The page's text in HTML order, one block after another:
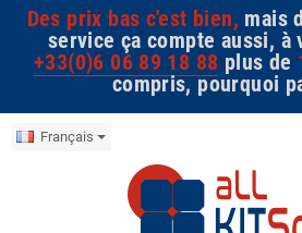
Des prix bas c'est bien, mais
service ça compte aussi, à
+33(0)6 06 89 18 88 plus de
compris, pourquoi
Français